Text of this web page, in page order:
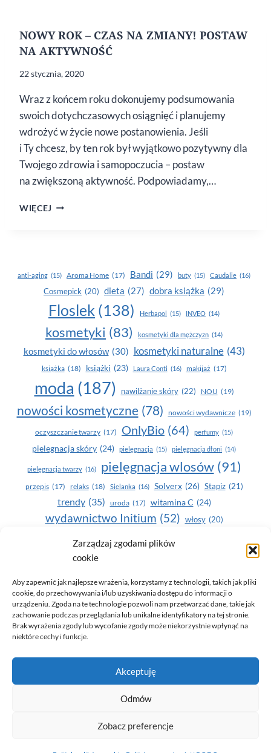
Zarządzaj zgodami plików
cookie
Aby zapewnić jak najlepsze wrażenia, korzystamy z technologii, takich jak pliki
cookie, do przechowywania i/lub uzyskiwania dostępu do informacji o
urządzeniu. Zgoda na te technologie pozwoli nam przetwarzać dane, takie jak
zachowanie podczas przeglądania lub unikalne identyfikatory na tej stronie.
Brak wyrażenia zgody lub wycofanie zgody może niekorzystnie wpłynąć na
niektóre cechy i funkcje.
Akceptuję
Odmów
Zobacz preferencje
NOWY ROK – CZAS NA ZMIANY! POSTAW
NA AKTYWNOŚĆ
22 stycznia, 2020
Wraz z końcem roku dokonujemy podsumowania
swoich dotychczasowych osiągnięć i planujemy
wdrożyć w życie nowe postanowienia. Jeśli
i Ty chcesz, by ten rok był wyjątkowo pozytywny dla
Twojego zdrowia i samopoczucia – postaw
na zwiększoną aktywność. Podpowiadamy,…
WIĘCEJ NOWY
NA AKTYWNOŚĆ
anti-aging (15) Aroma Home (17) Bandi (29) buty (15) Caudalie (16)
Cosmepick (20) dieta (27) dobra książka (29)
Floslek (138) Herbapol (15) INVEO (14)
kosmetyki (83) kosmetyki dla mężczyzn (14)
kosmetyki do włosów (30) kosmetyki naturalne (43)
książka (18) książki (23) Laura Conti (16) makijaż (17)
moda (187) nawilżanie skóry (22) NOU (19)
nowości kosmetyczne (78) nowości wydawnicze (19)
oczyszczanie twarzy (17) OnlyBio (64) perfumy (15)
pielegnacja skóry (24) pielęgnacja (15) pielęgnacja dłoni (14)
pielęgnacja twarzy (16) pielęgnacja wlosów (91)
przepis (17) relaks (18) Sielanka (16) Solverx (26) Stapiz (21)
trendy (35) uroda (17) witamina C (24)
wydawnictwo Initium (52) włosy (20)
Yasumi(164) zdrowe zęby
zdrowie
© 2026 Only You - portal dla kobiet (uroda, moda, zdrowie)
opracowanie:AZDOBRESTRONY
Polityka prywatności i RODO